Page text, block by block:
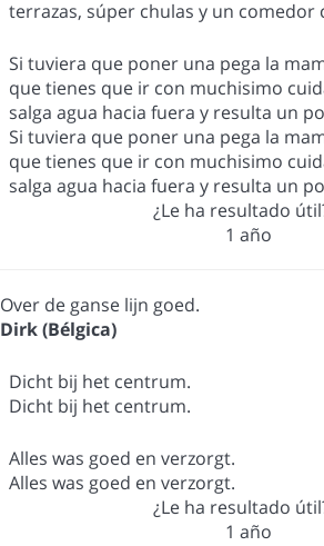
terrazas, súper chulas y un comedor
Si tuviera que poner una pega la
que tienes que ir con muchisimo
salga agua hacia fuera y resulta un
Si tuviera que poner una pega la
que tienes que ir con muchisimo
salga agua hacia fuera y resulta un
¿Le ha resultado
1 año
Over de ganse lijn goed.
Dirk (Bélgica)
Dicht bij het centrum.
Dicht bij het centrum.
Alles was goed en verzorgt.
Alles was goed en verzorgt.
¿Le ha resultado
1 año